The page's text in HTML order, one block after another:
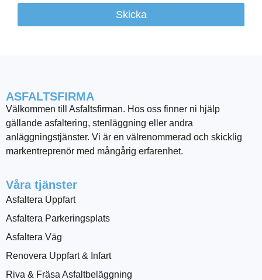
Skicka
ASFALTSFIRMA
Välkommen till Asfaltsfirman. Hos oss finner ni hjälp
gällande asfaltering, stenläggning eller andra
anläggningstjänster. Vi är en välrenommerad och skicklig
markentreprenör med mångårig erfarenhet.
Våra tjänster
Asfaltera Uppfart
Asfaltera Parkeringsplats
Asfaltera Väg
Renovera Uppfart & Infart
Riva & Fräsa Asfaltbeläggning